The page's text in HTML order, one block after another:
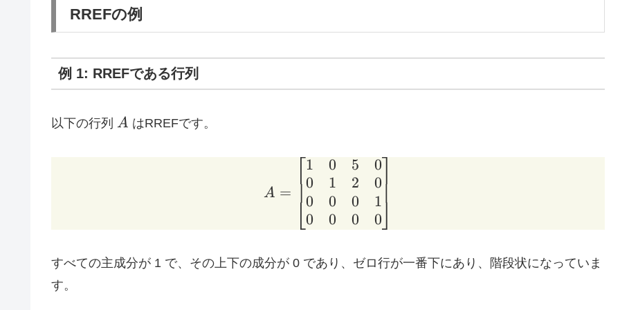
RREFの例
例 1: RREFである行列
以下の行列 A
A はRREFです。
A = \begin{bmatrix} 1 & 0 & 5 & 0 \\ 0
A =
⎣
⎡1
0
0
0
0
1
0
0
5
2
0
0
0
0
1
0⎦
⎤
すべての主成分が 1 で、その上下の成分が 0 であり、ゼロ行が一番下にあり、階段状になっていま
す。